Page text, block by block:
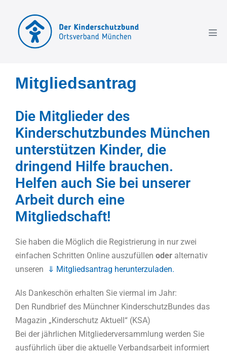
Mitgliedsantrag
Die Mitglieder des
Kinderschutzbundes München
unterstützen Kinder, die
dringend Hilfe brauchen.
Helfen auch Sie bei unserer
Arbeit durch eine
Mitgliedschaft!
Sie haben die Möglich die Registrierung in nur zwei
einfachen Schritten Online auszufüllen oder alternativ
unseren
⇓ Mitgliedsantrag herunterzuladen.
Als Dankeschön erhalten Sie viermal im Jahr:
Den Rundbrief des Münchner KinderschutzBundes das
Magazin „Kinderschutz Aktuell“ (KSA)
Bei der jährlichen Mitgliederversammlung werden Sie
ausführlich über die aktuelle Verbandsarbeit informiert